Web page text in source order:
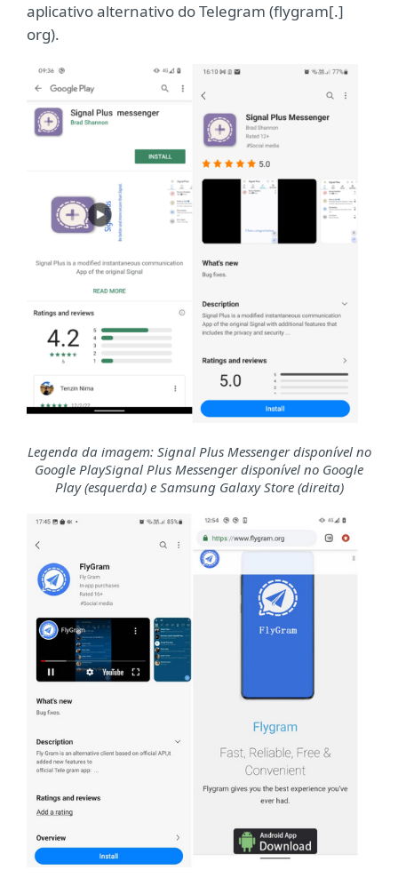
aplicativo alternativo do Telegram (flygram[.]
org).
Legenda da imagem: Signal Plus Messenger disponível no
Google PlaySignal Plus Messenger disponível no Google
Play (esquerda) e Samsung Galaxy Store (direita)